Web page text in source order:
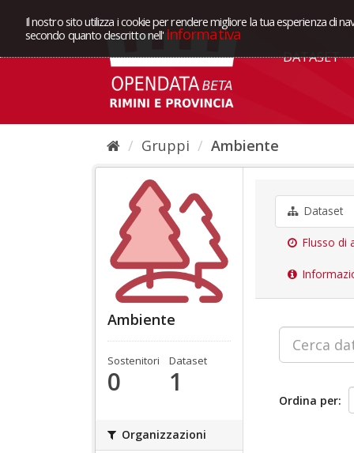
Il nostro sito utilizza i cookie per rendere migliore la tua esperienza di
secondo quanto descritto nell' Informativa
DATASET
Gruppi Ambiente
Ambiente
Sostenitori
0
Dataset
1
Organizzazioni
Dataset
Flusso di
Ordina per